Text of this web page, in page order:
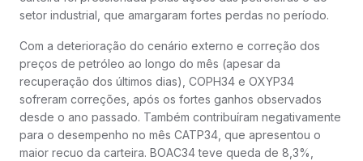
setor industrial, que amargaram fortes perdas no período.
Com a deterioração do cenário externo e correção dos
preços de petróleo ao longo do mês (apesar da
recuperação dos últimos dias), COPH34 e OXYP34
sofreram correções, após os fortes ganhos observados
desde o ano passado. Também contribuíram negativamente
para o desempenho no mês CATP34, que apresentou o
maior recuo da carteira. BOAC34 teve queda de 8,3%,